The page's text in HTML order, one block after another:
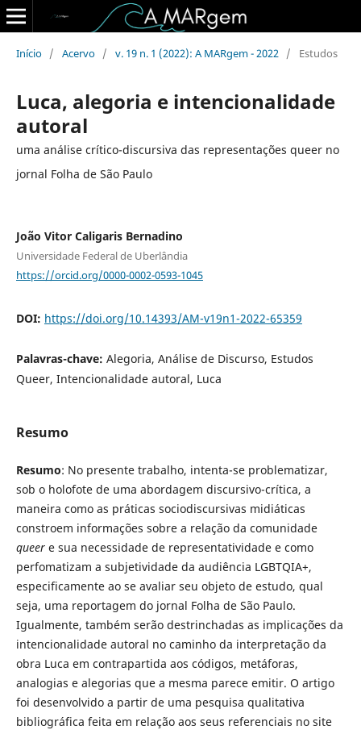
Início / Acervo / v. 19 n. 1 (2022): A MARgem - 2022 / Estudos
Luca, alegoria e intencionalidade
autoral
uma análise crítico-discursiva das representações queer no
jornal Folha de São Paulo
João Vitor Caligaris Bernadino
Universidade Federal de Uberlândia
https://orcid.org/0000-0002-0593-1045
DOI: https://doi.org/10.14393/AM-v19n1-2022-65359
Palavras-chave: Alegoria, Análise de Discurso, Estudos
Queer, Intencionalidade autoral, Luca
Resumo
Resumo: No presente trabalho, intenta-se problematizar,
sob o holofote de uma abordagem discursivo-crítica, a
maneira como as práticas sociodiscursivas midiáticas
constroem informações sobre a relação da comunidade
queere sua necessidade de representatividade e como
perfomatizam a subjetividade da audiência LGBTQIA+,
especificamente ao se avaliar seu objeto de estudo, qual
seja, uma reportagem do jornal Folha de São Paulo.
Igualmente, também serão destrinchadas as implicações da
intencionalidade autoral no caminho da interpretação da
obra Luca em contrapartida aos códigos, metáforas,
analogias e alegorias que a mesma parece emitir. O artigo
foi desenvolvido a partir de uma pesquisa qualitativa
bibliográfica feita em relação aos seus referenciais no site